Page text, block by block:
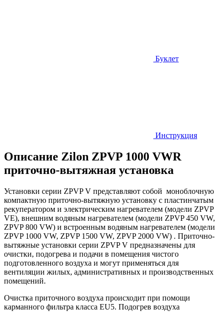
Буклет
Инструкция
Описание Zilon ZPVP 1000 VWR
приточно-вытяжная установка
Установки серии ZPVP V представляют собой моноблочную
компактную приточно-вытяжную установку с пластинчатым
рекуператором и электрическим нагревателем (модели ZPVP
VE), внешним водяным нагревателем (модели ZPVP 450 VW,
ZPVP 800 VW) и встроенным водяным нагревателем (модели
ZPVP 1000 VW, ZPVP 1500 VW, ZPVP 2000 VW) . Приточно-
вытяжные установки серии ZPVP V предназначены для
очистки, подогрева и подачи в помещения чистого
подготовленного воздуха и могут применяться для
вентиляции жилых, административных и производственных
помещений.
Очистка приточного воздуха происходит при помощи
карманного фильтра класса EU5. Подогрев воздуха